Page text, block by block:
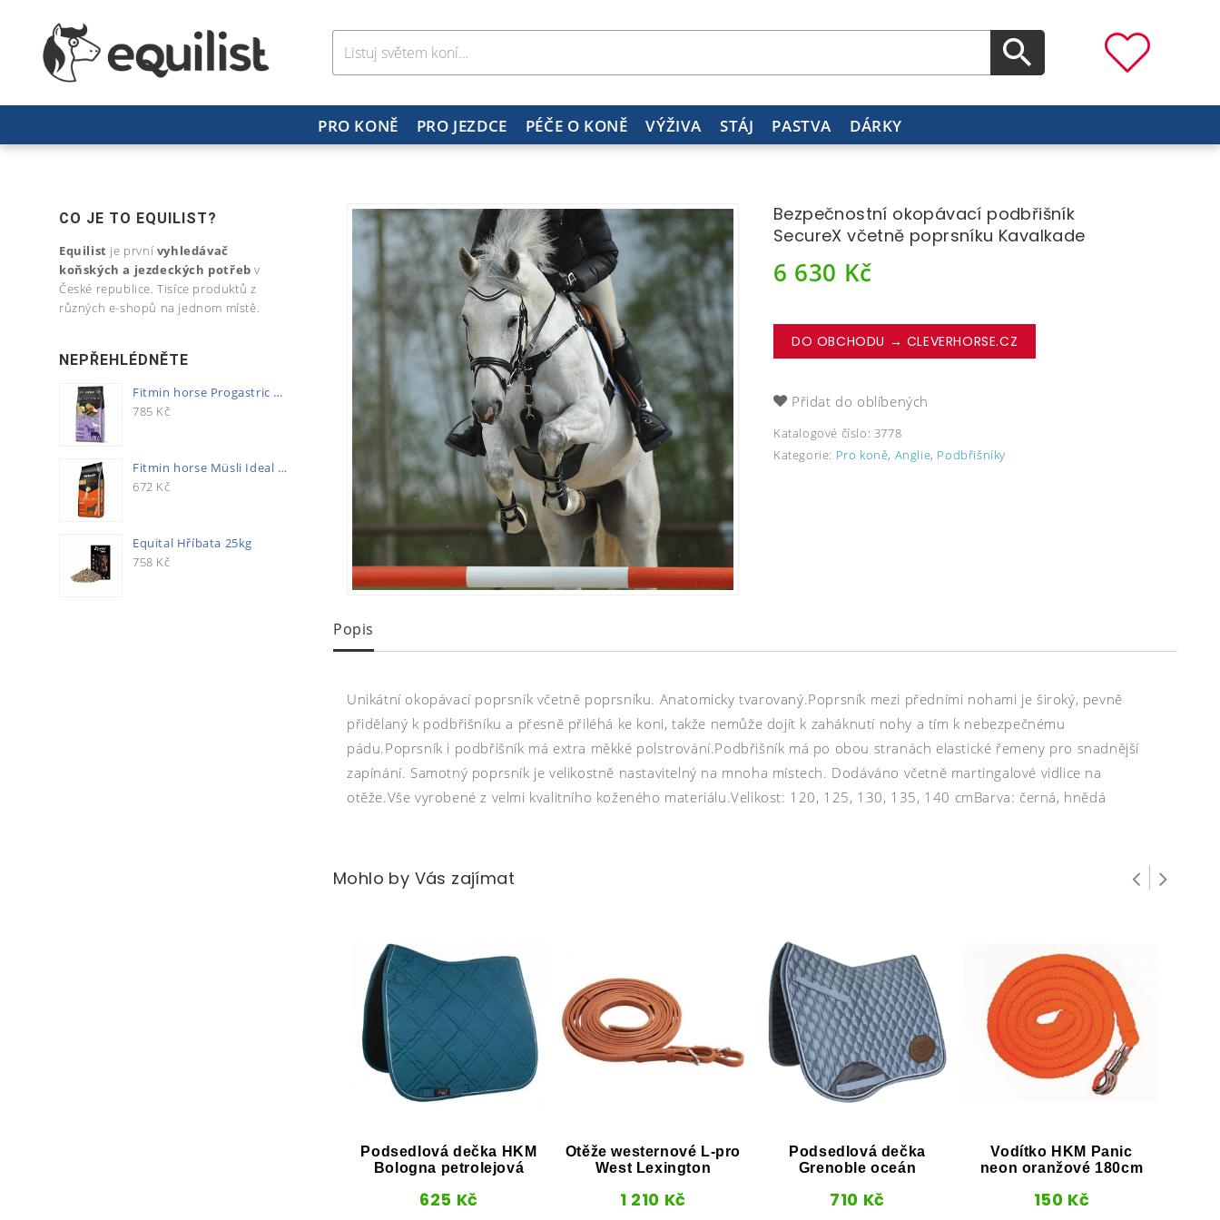
PRO KONĚ PRO JEZDCE PÉČE O KONĚ VÝŽIVA STÁJ PASTVA DÁRKY
Bezpečnostní okopávací podbřišník
SecureX včetně poprsníku Kavalkade
6 630 Kč
DO OBCHODU → CLEVERHORSE.CZ
Přidat do oblíbených
Katalogové číslo: 3778
Kategorie: Pro koně, Anglie, Podbřišníky
Popis
Unikátní okopávací poprsník včetně poprsníku. Anatomicky tvarovaný.Poprsník mezi předními nohami je široký, pevně
přidělaný k podbřišníku a přesně přiléhá ke koni, takže nemůže dojít k zaháknutí nohy a tím k nebezpečnému
pádu.Poprsník i podbřišník má extra měkké polstrování.Podbřišník má po obou stranách elastické řemeny pro snadnější
zapínání. Samotný poprsník je velikostně nastavitelný na mnoha místech. Dodáváno včetně martingalové vidlice na
otěže.Vše vyrobené z velmi kvalitního koženého materiálu.Velikost: 120, 125, 130, 135, 140 cmBarva: černá, hnědá
Mohlo by Vás zajímat
Podsedlová dečka HKM
Bologna petrolejová
625 Kč
Otěže westernové L-pro
West Lexington
1 210 Kč
Podsedlová dečka
Grenoble oceán
710 Kč
Vodítko HKM Panic
neon oranžové 180cm
150 Kč
CO JE TO EQUILIST?
Equilist je první vyhledávač
koňských a jezdeckých potřeb v
České republice. Tisíce produktů z
různých e-shopů na jednom místě.
NEPŘEHLÉDNĚTE
Fitmin horse Progastric 20kg
785 Kč
Fitmin horse Müsli Ideal 20kg
672 Kč
Equital Hříbata 25kg
758 Kč